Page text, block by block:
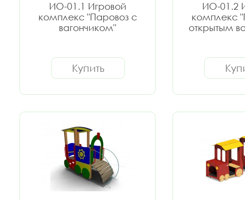
ИО-01.1 Игровой
комплекс "Паровоз с
вагончиком"
Купить
ИО-01.2
комплекс
открытым